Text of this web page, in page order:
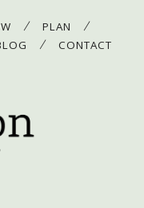
/PLAN /
/CONTACT